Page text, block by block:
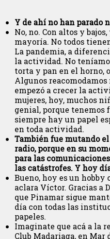
Y de ahí no han parado
No, no. Con altos y
mayoría. No todos
La pandemia, a
la actividad. No
torta y pan en el horno,
Algunos
empezó a crecer la
mujeres, hoy, muchos
genial, porque tenemos
siempre hay un papel
en toda actividad.
También fue mutando
radio, porque en su
para las
las catástrofes. Y hoy
Bueno, hoy es un hobby
aclara Víctor. Gracias a
que Pinamar sigue
día con todas las
papeles.
Imaginate que acá a la
Club Madariaga, en Mar